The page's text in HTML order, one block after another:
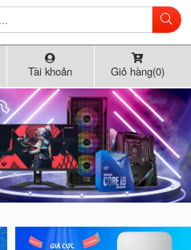
Tài khoản Giỏ hàng(0)